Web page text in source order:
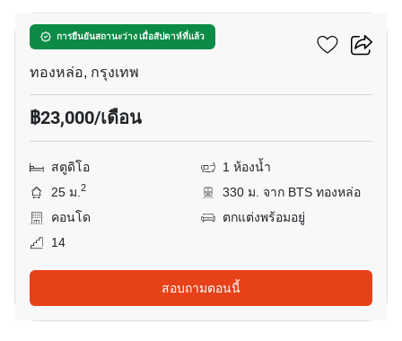
การยืนยันสถานะว่าง เมื่อสัปดาห์ที่แล้ว
คัลเจอร์ ทองหล่อ
ทองหล่อ, กรุงเทพ
฿23,000/เดือน
สตูดิโอ
1 ห้องน้ำ
25 ม.2
330 ม. จาก BTS ทองหล่อ
คอนโด
ตกแต่งพร้อมอยู่
14
สอบถามตอนนี้